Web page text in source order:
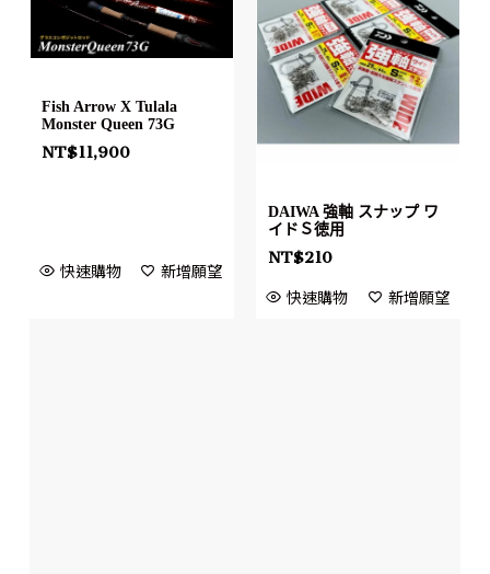
Fish Arrow X Tulala
Monster Queen 73G
NT$11,900
快速購物 新增願望
DAIWA 強軸 スナップ ワ
イドＳ徳用
NT$210
快速購物 新增願望